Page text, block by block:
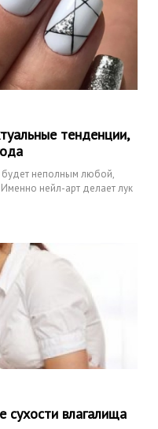
тенденции,
будет неполным любой,
нейл-арт делает лук
сухости влагалища